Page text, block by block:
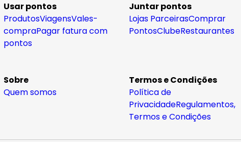
Usar pontos
ProdutosViagensVales-
compraPagar fatura com
pontos
Juntar pontos
Lojas ParceirasComprar
PontosClubeRestaurantes
Sobre
Quem somos
Termos e Condições
Política de
PrivacidadeRegulamentos,
Termos e Condições